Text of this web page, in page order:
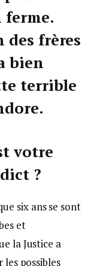
ferme.
des frères
bien
terrible
votre
?
six ans se sont
et
la Justice a
possibles